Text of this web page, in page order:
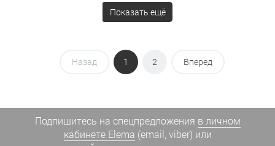
Показать ещё
Назад 1 2 Вперед
Подпишитесь на спецпредложения в личном
кабинете Elema (email, viber) или